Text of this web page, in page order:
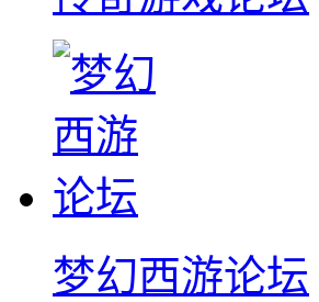
梦幻西游论坛